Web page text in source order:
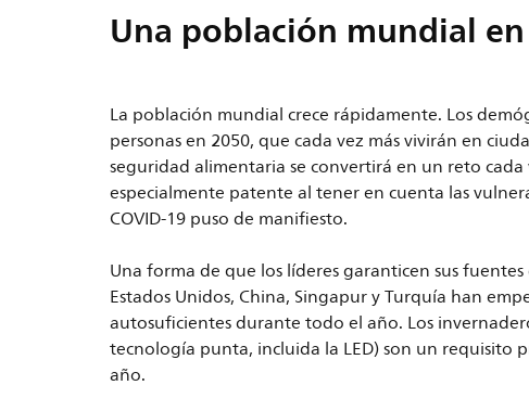
Una población mundial
La población mundial crece rápidamente. Los
personas en 2050, que cada vez más vivirán en
seguridad alimentaria se convertirá en un reto
especialmente patente al tener en cuenta las
COVID-19 puso de manifiesto.
Una forma de que los líderes garanticen sus
Estados Unidos, China, Singapur y Turquía han
autosuficientes durante todo el año. Los
tecnología punta, incluida la LED) son un
año.